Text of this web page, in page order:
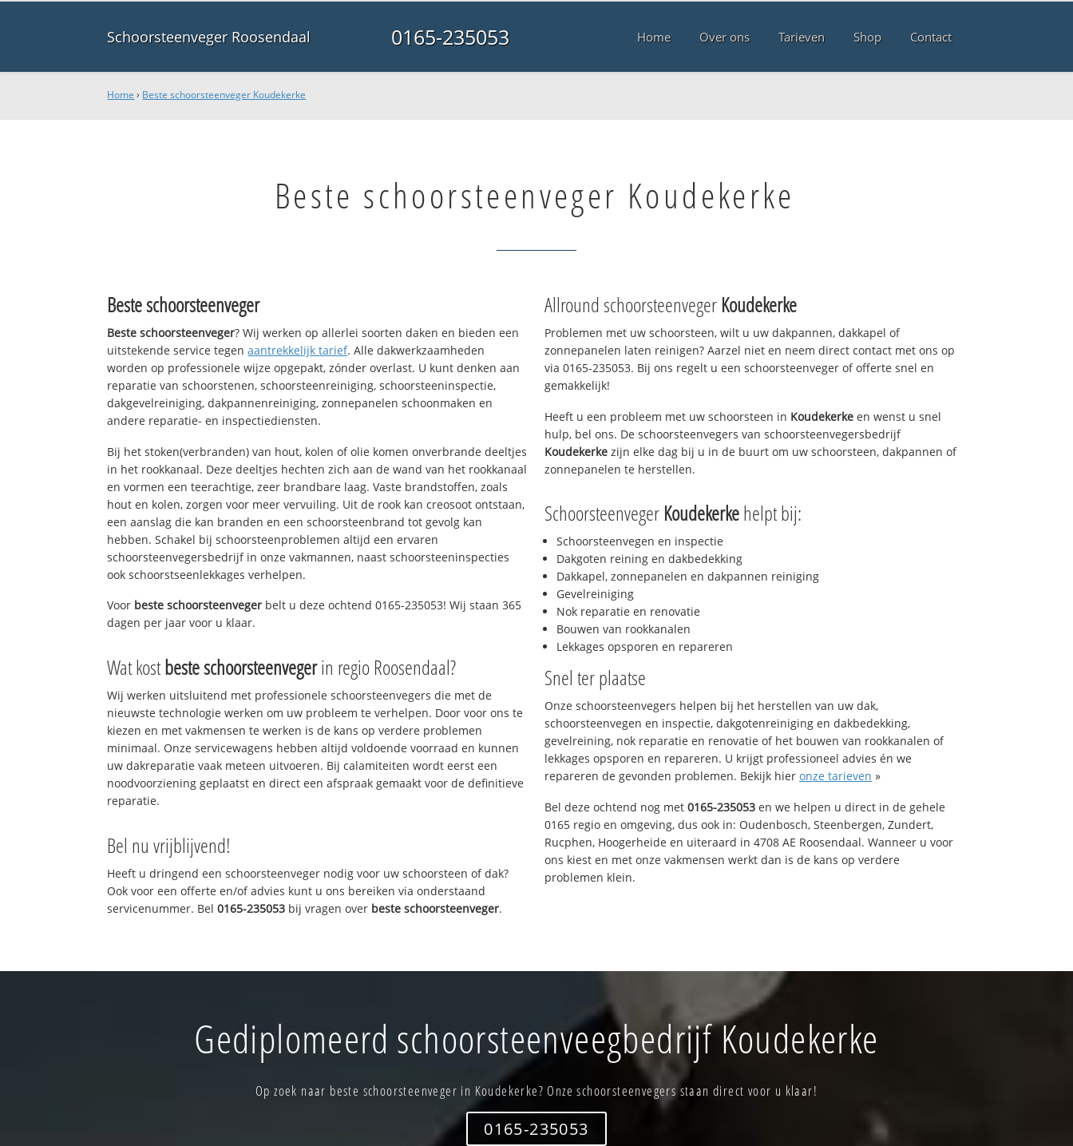
Schoorsteenveger Roosendaal 0165-235053 Home Over ons Tarieven Shop Contact
Home › Beste schoorsteenveger Koudekerke
Beste schoorsteenveger Koudekerke
Beste schoorsteenveger
Beste schoorsteenveger? Wij werken op allerlei soorten daken en bieden een
uitstekende service tegenaantrekkelijk tarief. Alle dakwerkzaamheden
worden op professionele wijze opgepakt, zónder overlast. U kunt denken aan
reparatie van schoorstenen, schoorsteenreiniging, schoorsteeninspectie,
dakgevelreiniging, dakpannenreiniging, zonnepanelen schoonmaken en
andere reparatie- en inspectiediensten.
Bij het stoken(verbranden) van hout, kolen of olie komen onverbrande deeltjes
in het rookkanaal. Deze deeltjes hechten zich aan de wand van het rookkanaal
en vormen een teerachtige, zeer brandbare laag. Vaste brandstoffen, zoals
hout en kolen, zorgen voor meer vervuiling. Uit de rook kan creosoot ontstaan,
een aanslag die kan branden en een schoorsteenbrand tot gevolg kan
hebben. Schakel bij schoorsteenproblemen altijd een ervaren
schoorsteenvegersbedrijf in onze vakmannen, naast schoorsteeninspecties
ook schoorstseenlekkages verhelpen.
Voor beste schoorsteenveger belt u deze ochtend 0165-235053! Wij staan 365
dagen per jaar voor u klaar.
Wat kostbeste schoorsteenvegerin regio Roosendaal?
Wij werken uitsluitend met professionele schoorsteenvegers die met de
nieuwste technologie werken om uw probleem te verhelpen. Door voor ons te
kiezen en met vakmensen te werken is de kans op verdere problemen
minimaal. Onze servicewagens hebben altijd voldoende voorraad en kunnen
uw dakreparatie vaak meteen uitvoeren. Bij calamiteiten wordt eerst een
noodvoorziening geplaatst en direct een afspraak gemaakt voor de definitieve
reparatie.
Bel nu vrijblijvend!
Heeft u dringend een schoorsteenveger nodig voor uw schoorsteen of dak?
Ook voor een offerte en/of advies kunt u ons bereiken via onderstaand
servicenummer. Bel0165-235053 bij vragen over beste schoorsteenveger.
Allround schoorsteenveger Koudekerke
Problemen met uw schoorsteen, wilt u uw dakpannen, dakkapel of
zonnepanelen laten reinigen? Aarzel niet en neem direct contact met ons op
via 0165-235053. Bij ons regelt u een schoorsteenveger of offerte snel en
gemakkelijk!
Heeft u een probleem met uw schoorsteen in Koudekerke en wenst u snel
hulp, bel ons. De schoorsteenvegers van schoorsteenvegersbedrijf
Koudekerke zijn elke dag bij u in de buurt om uw schoorsteen, dakpannen of
zonnepanelen te herstellen.
Schoorsteenveger Koudekerkehelpt bij:
Schoorsteenvegen en inspectie
Dakgoten reining en dakbedekking
Dakkapel, zonnepanelen en dakpannen reiniging
Gevelreiniging
Nok reparatie en renovatie
Bouwen van rookkanalen
Lekkages opsporen en repareren
Snel ter plaatse
Onze schoorsteenvegers helpen bij het herstellen van uw dak,
schoorsteenvegen en inspectie, dakgotenreiniging en dakbedekking,
gevelreining, nok reparatie en renovatie of het bouwen van rookkanalen of
lekkages opsporen en repareren. U krijgt professioneel advies én we
repareren de gevonden problemen. Bekijk hier onze tarieven »
Bel deze ochtend nog met 0165-235053 en we helpen u direct in de gehele
0165 regio en omgeving, dus ook in: Oudenbosch, Steenbergen, Zundert,
Rucphen, Hoogerheide en uiteraard in 4708 AE Roosendaal. Wanneer u voor
ons kiest en met onze vakmensen werkt dan is de kans op verdere
problemen klein.
Gediplomeerd schoorsteenveegbedrijf Koudekerke
Op zoek naar beste schoorsteenveger in Koudekerke? Onze schoorsteenvegers staan direct voor u klaar!
0165-235053